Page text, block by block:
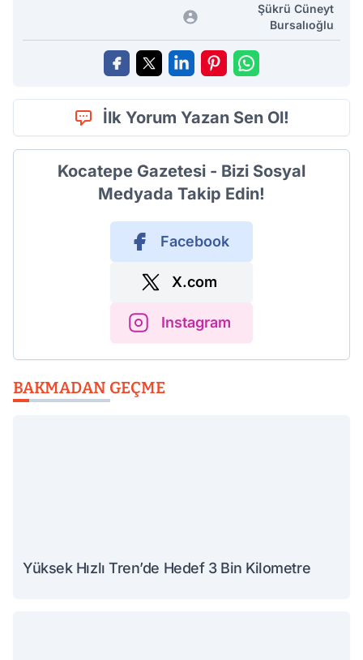
Şükrü Cüneyt
Bursalıoğlu
İlk Yorum Yazan Sen Ol!
Kocatepe Gazetesi - Bizi Sosyal
Medyada Takip Edin!
Facebook
X.com
Instagram
BAKMADAN GEÇME
Yüksek Hızlı Tren’de Hedef 3 Bin Kilometre